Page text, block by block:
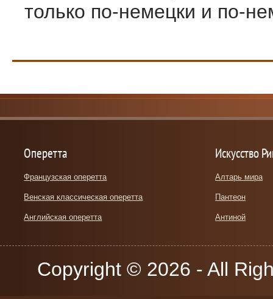
только по-немецки и по-
Оперетта
Французская оперетта
Венская классическая оперетта
Английская оперетта
Искусство
Алтарь мира
Пантеон
Антиной
Copyright © 2026 - All